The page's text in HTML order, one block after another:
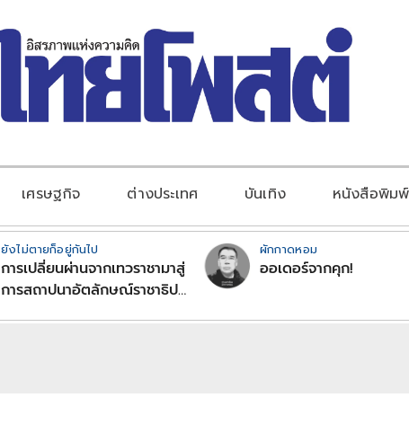
เศรษฐกิจ ต่างประเทศ บันเทิง หนังสือพิมพ์
ยังไม่ตายก็อยู่กันไป
การเปลี่ยนผ่านจากเทวราชามาสู่
การสถาปนาอัตลักษณ์ราชาธิป
ผักกาดหอม
ออเดอร์จากคุก!